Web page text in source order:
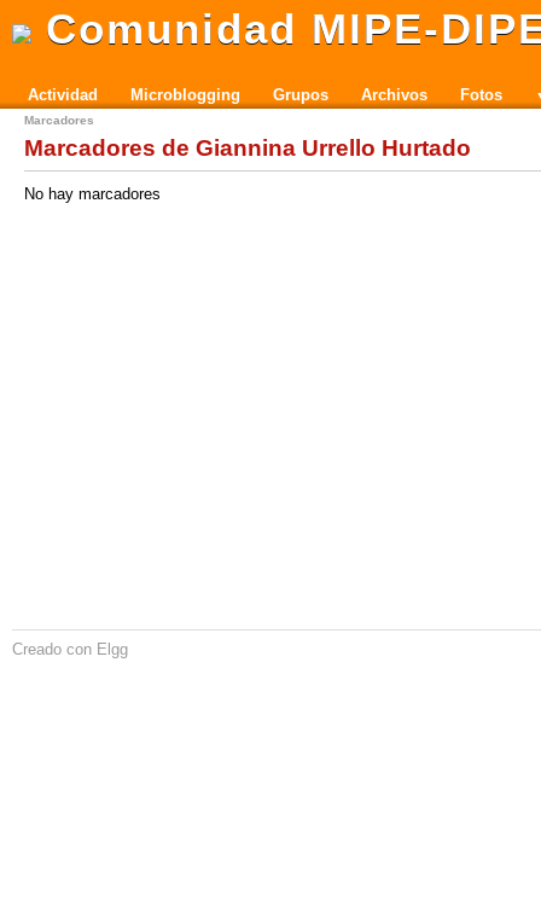
Comunidad MIPE-
Actividad Microblogging Grupos Archivos Fotos
Marcadores
Marcadores de Giannina Urrello Hurtado
No hay marcadores
Creado con Elgg